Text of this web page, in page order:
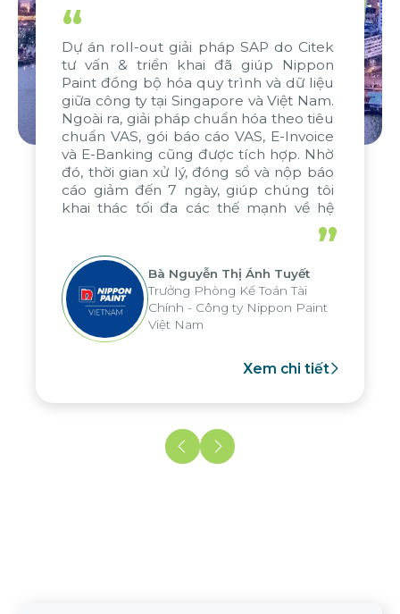
“
Dự án roll-out giải pháp SAP do Citek
tư vấn & triển khai đã giúp Nippon
Paint đồng bộ hóa quy trình và dữ liệu
giữa công ty tại Singapore và Việt Nam.
Ngoài ra, giải pháp chuẩn hóa theo tiêu
chuẩn VAS, gói báo cáo VAS, E-Invoice
và E-Banking cũng được tích hợp. Nhờ
đó, thời gian xử lý, đóng sổ và nộp báo
cáo giảm đến 7 ngày, giúp chúng tôi
khai thác tối đa các thế mạnh về hệ
thống báo cáo phân tích của tập đoàn,
áp dụng cho nhiều hoạt động tại các
đơn vị
”
Bà Nguyễn Thị Ánh Tuyết
Trưởng Phòng Kế Toán Tài
Chính - Công ty Nippon Paint
Việt Nam
Xem chi tiết